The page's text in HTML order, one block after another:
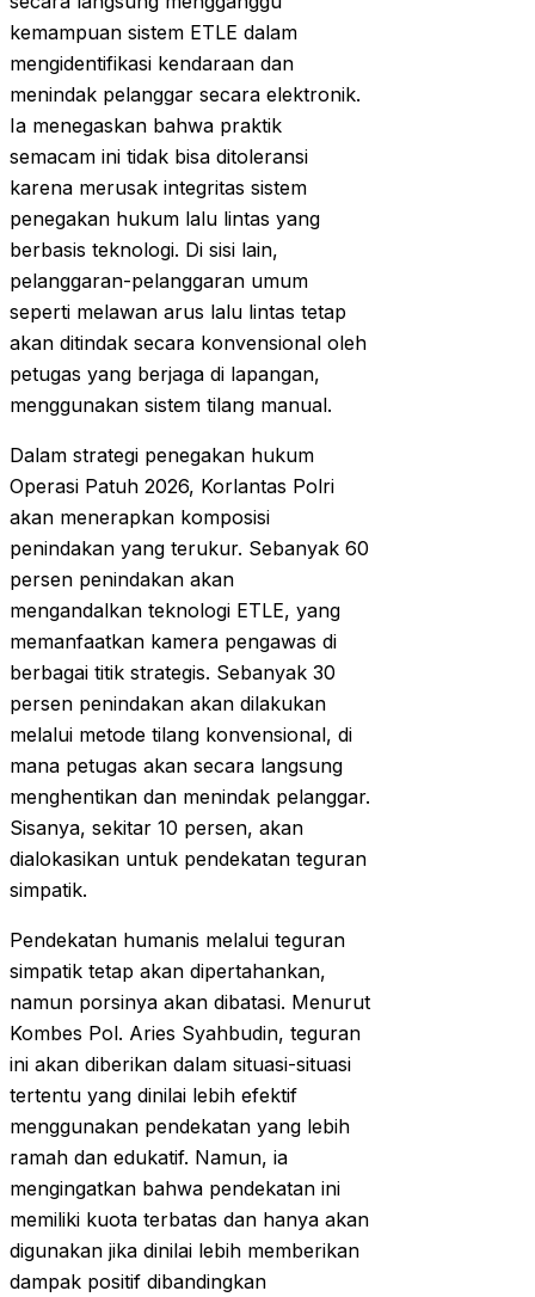
kemampuan sistem ETLE dalam
mengidentifikasi kendaraan dan
menindak pelanggar secara elektronik.
Ia menegaskan bahwa praktik
semacam ini tidak bisa ditoleransi
karena merusak integritas sistem
penegakan hukum lalu lintas yang
berbasis teknologi. Di sisi lain,
pelanggaran-pelanggaran umum
seperti melawan arus lalu lintas tetap
akan ditindak secara konvensional oleh
petugas yang berjaga di lapangan,
menggunakan sistem tilang manual.
Dalam strategi penegakan hukum
Operasi Patuh 2026, Korlantas Polri
akan menerapkan komposisi
penindakan yang terukur. Sebanyak 60
persen penindakan akan
mengandalkan teknologi ETLE, yang
memanfaatkan kamera pengawas di
berbagai titik strategis. Sebanyak 30
persen penindakan akan dilakukan
melalui metode tilang konvensional, di
mana petugas akan secara langsung
menghentikan dan menindak pelanggar.
Sisanya, sekitar 10 persen, akan
dialokasikan untuk pendekatan teguran
simpatik.
Pendekatan humanis melalui teguran
simpatik tetap akan dipertahankan,
namun porsinya akan dibatasi. Menurut
Kombes Pol. Aries Syahbudin, teguran
ini akan diberikan dalam situasi-situasi
tertentu yang dinilai lebih efektif
menggunakan pendekatan yang lebih
ramah dan edukatif. Namun, ia
mengingatkan bahwa pendekatan ini
memiliki kuota terbatas dan hanya akan
digunakan jika dinilai lebih memberikan
dampak positif dibandingkan